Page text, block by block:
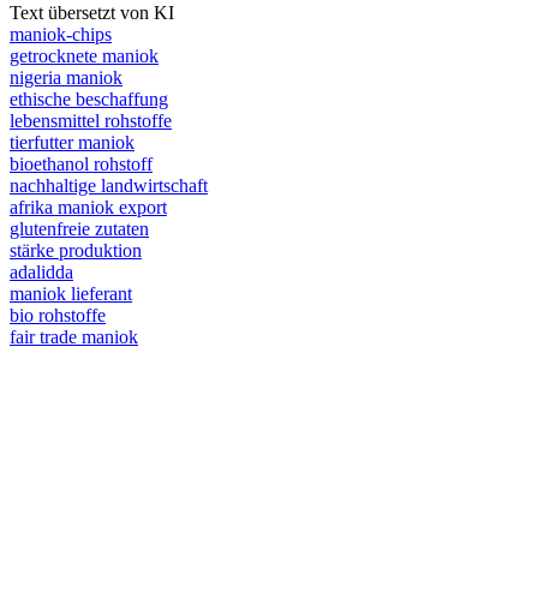
Text übersetzt von KI
maniok-chips
getrocknete maniok
nigeria maniok
ethische beschaffung
lebensmittel rohstoffe
tierfutter maniok
bioethanol rohstoff
nachhaltige landwirtschaft
afrika maniok export
glutenfreie zutaten
stärke produktion
adalidda
maniok lieferant
bio rohstoffe
fair trade maniok